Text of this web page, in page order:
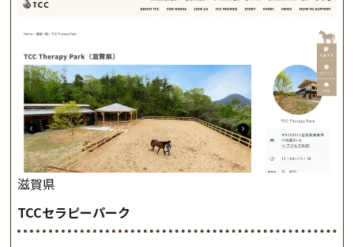
滋賀県
TCCセラピーパーク